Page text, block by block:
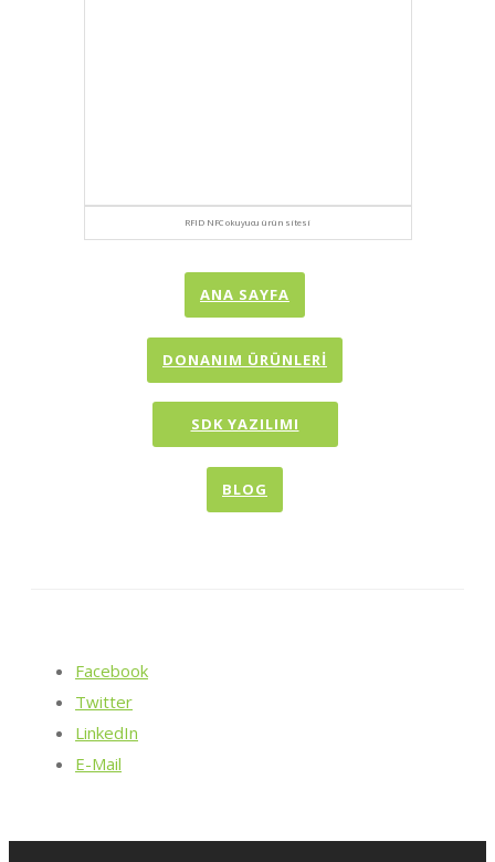
RFID NFC okuyucu ürün sitesi
ANA SAYFA
DONANIM ÜRÜNLERİ
SDK YAZILIMI
BLOG
Facebook
Twitter
LinkedIn
E-Mail